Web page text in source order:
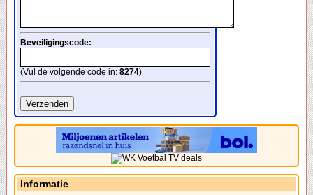
Beveiligingscode:
(Vul de volgende code in: 8274)
Informatie